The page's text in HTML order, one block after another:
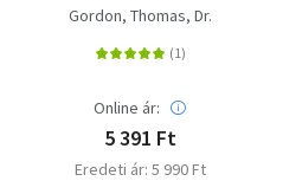
Gordon, Thomas, Dr.
Online ár:
5 391 Ft
Eredeti ár: 5 990 Ft